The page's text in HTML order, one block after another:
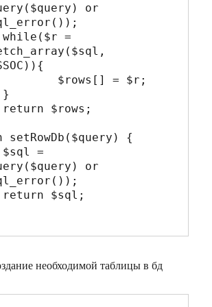
or
{
or
необходимой таблицы в бд